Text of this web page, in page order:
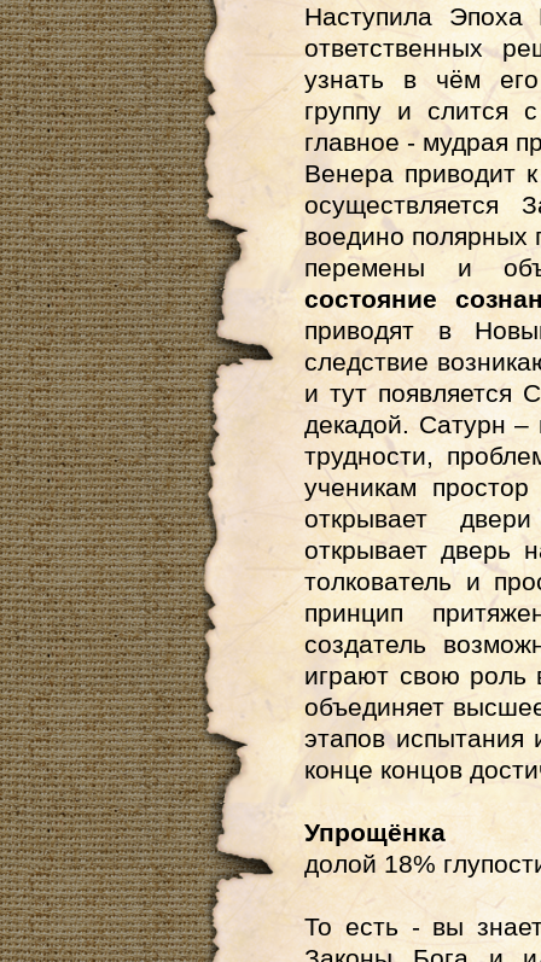
Наступила Эпоха
ответственных
узнать в чём
группу и слится
главное - мудрая
Венера приводит
осуществляется
воедино полярных
перемены и
состояние
приводят в
следствие
и тут появляется
декадой. Сатурн –
трудности,
ученикам
открывает
открывает дверь
толкователь и
принцип
создатель
играют свою роль
объединяет
этапов испытания
конце концов
Упрощёнка
долой 18%
То есть - вы